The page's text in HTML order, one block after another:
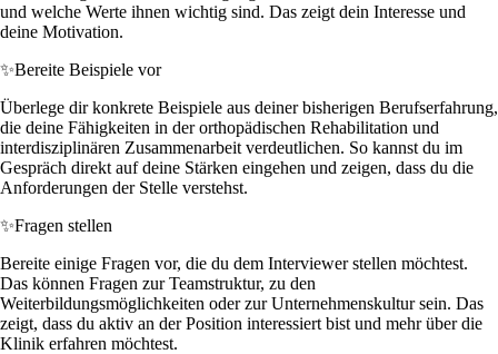
und welche Werte ihnen wichtig sind. Das zeigt dein Interesse und
deine Motivation.
✨Bereite Beispiele vor
Überlege dir konkrete Beispiele aus deiner bisherigen Berufserfahrung,
die deine Fähigkeiten in der orthopädischen Rehabilitation und
interdisziplinären Zusammenarbeit verdeutlichen. So kannst du im
Gespräch direkt auf deine Stärken eingehen und zeigen, dass du die
Anforderungen der Stelle verstehst.
✨Fragen stellen
Bereite einige Fragen vor, die du dem Interviewer stellen möchtest.
Das können Fragen zur Teamstruktur, zu den
Weiterbildungsmöglichkeiten oder zur Unternehmenskultur sein. Das
zeigt, dass du aktiv an der Position interessiert bist und mehr über die
Klinik erfahren möchtest.